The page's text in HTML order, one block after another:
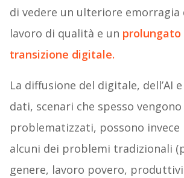
di vedere un ulteriore
lavoro di qualità e un
transizione digitale.
La diffusione del digitale, dell’AI
dati, scenari che spesso vengono
problematizzati, possono invece
alcuni dei problemi tradizionali
genere, lavoro povero,